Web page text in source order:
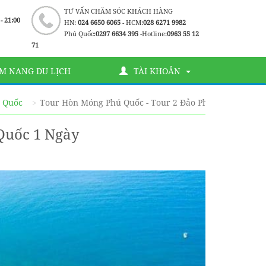
TƯ VẤN CHĂM SÓC KHÁCH HÀNG
HN: 024 6650 6065- HCM:028 6271 9982
Phú Quốc:0297 6634 395 -Hotline:0963 55 12
71
21:00
NANG DU LỊCH TÀI KHOẢN
Tour Hòn Móng Phú Quốc - Tour 2 Đảo Phú Quốc 1 Ngày
1 Ngày